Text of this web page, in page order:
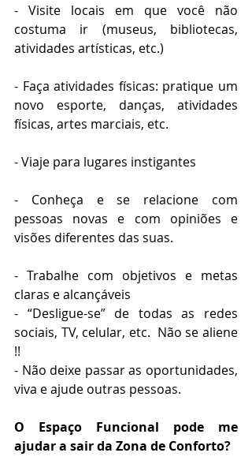
- Visite locais em que você não
costuma ir (museus, bibliotecas,
atividades artísticas, etc.)
- Faça atividades físicas: pratique um
novo esporte, danças, atividades
físicas, artes marciais, etc.
- Viaje para lugares instigantes
- Conheça e se relacione com
pessoas novas e com opiniões e
visões diferentes das suas.
- Trabalhe com objetivos e metas
claras e alcançáveis
- “Desligue-se” de todas as redes
sociais, TV, celular, etc.  Não se aliene
!!
- Não deixe passar as oportunidades,
viva e ajude outras pessoas.
O Espaço Funcional pode me
ajudar a sair da Zona de Conforto?